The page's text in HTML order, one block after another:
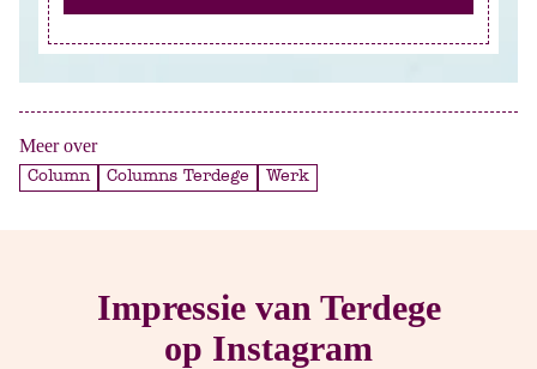
Meer over
Column Columns Terdege Werk
Impressie van Terdege
op Instagram